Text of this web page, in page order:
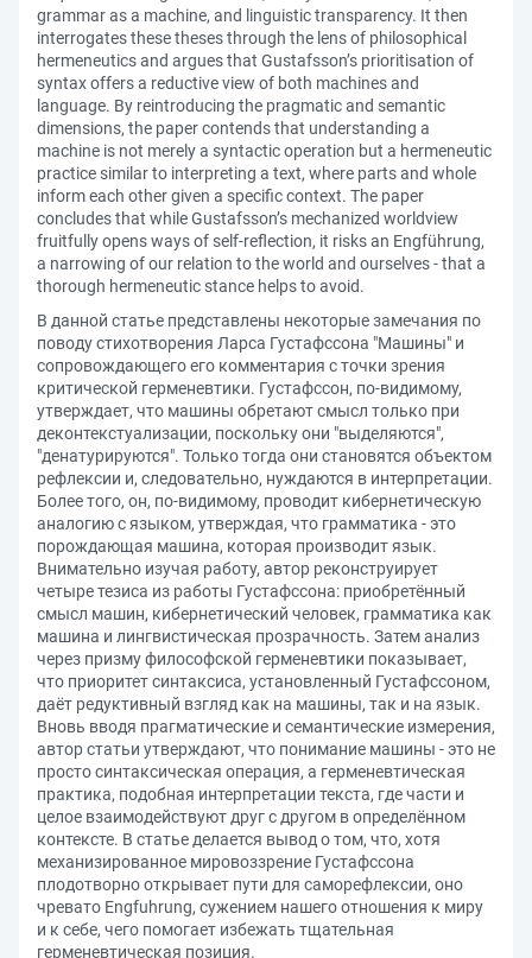
grammar as a machine, and linguistic transparency. It then
interrogates these theses through the lens of philosophical
hermeneutics and argues that Gustafsson’s prioritisation of
syntax offers a reductive view of both machines and
language. By reintroducing the pragmatic and semantic
dimensions, the paper contends that understanding a
machine is not merely a syntactic operation but a hermeneutic
practice similar to interpreting a text, where parts and whole
inform each other given a specific context. The paper
concludes that while Gustafsson’s mechanized worldview
fruitfully opens ways of self-reflection, it risks an Engführung,
a narrowing of our relation to the world and ourselves - that a
thorough hermeneutic stance helps to avoid.
В данной статье представлены некоторые замечания по
поводу стихотворения Ларса Густафссона "Машины" и
сопровождающего его комментария с точки зрения
критической герменевтики. Густафссон, по-видимому,
утверждает, что машины обретают смысл только при
деконтекстуализации, поскольку они "выделяются",
"денатурируются". Только тогда они становятся объектом
рефлексии и, следовательно, нуждаются в интерпретации.
Более того, он, по-видимому, проводит кибернетическую
аналогию с языком, утверждая, что грамматика - это
порождающая машина, которая производит язык.
Внимательно изучая работу, автор реконструирует
четыре тезиса из работы Густафссона: приобретённый
смысл машин, кибернетический человек, грамматика как
машина и лингвистическая прозрачность. Затем анализ
через призму философской герменевтики показывает,
что приоритет синтаксиса, установленный Густафссоном,
даёт редуктивный взгляд как на машины, так и на язык.
Вновь вводя прагматические и семантические измерения,
автор статьи утверждают, что понимание машины - это не
просто синтаксическая операция, а герменевтическая
практика, подобная интерпретации текста, где части и
целое взаимодействуют друг с другом в определённом
контексте. В статье делается вывод о том, что, хотя
механизированное мировоззрение Густафссона
плодотворно открывает пути для саморефлексии, оно
чревато Engfuhrung, сужением нашего отношения к миру
и к себе, чего помогает избежать тщательная
герменевтическая позиция.